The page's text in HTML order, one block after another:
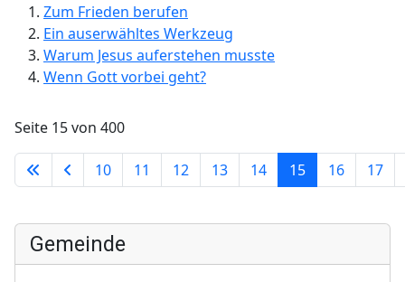
Zum Frieden berufen
Ein auserwähltes Werkzeug
Warum Jesus auferstehen musste
Wenn Gott vorbei geht?
Seite 15 von 400
10 11 12 13 14 15 16 17
Gemeinde